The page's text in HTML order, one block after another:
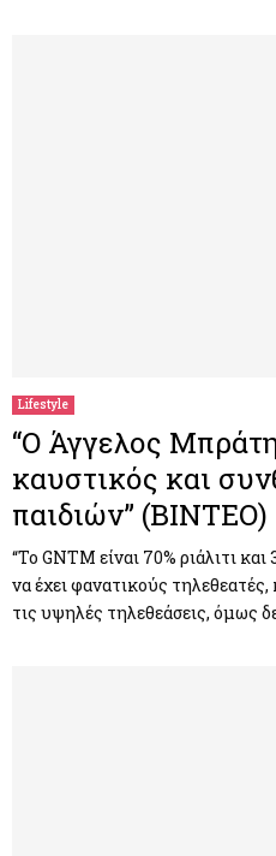
Lifestyle
“Ο Άγγελος
καυστικός και
παιδιών” (ΒΙΝΤΕΟ)
“Το GNTM είναι 70% ριάλιτι
να έχει φανατικούς
τις υψηλές τηλεθεάσεις, όμως